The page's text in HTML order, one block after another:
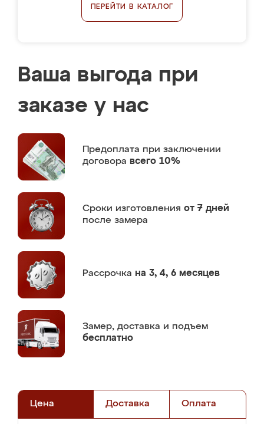
ПЕРЕЙТИ В КАТАЛОГ
Ваша выгода при
заказе у нас
Предоплата при заключении
договора всего 10%
Сроки изготовления от 7 дней
после замера
Рассрочка на 3, 4, 6 месяцев
Замер, доставка и подъем
бесплатно
Цена Доставка Оплата